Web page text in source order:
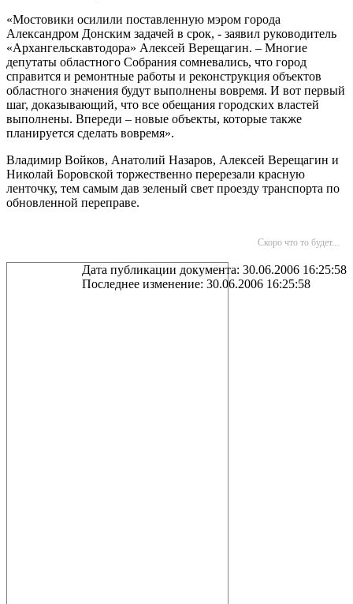
«Мостовики осилили поставленную мэром города
Александром Донским задачей в срок, - заявил руководитель
«Архангельскавтодора» Алексей Верещагин. – Многие
депутаты областного Собрания сомневались, что город
справится и ремонтные работы и реконструкция объектов
областного значения будут выполнены вовремя. И вот первый
шаг, доказывающий, что все обещания городских властей
выполнены. Впереди – новые объекты, которые также
планируется сделать вовремя».
Владимир Войков, Анатолий Назаров, Алексей Верещагин и
Николай Боровской торжественно перерезали красную
ленточку, тем самым дав зеленый свет проезду транспорта по
обновленной переправе.
Скоро что то будет...
Дата публикации документа: 30.06.2006 16:25:58
Последнее изменение: 30.06.2006 16:25:58